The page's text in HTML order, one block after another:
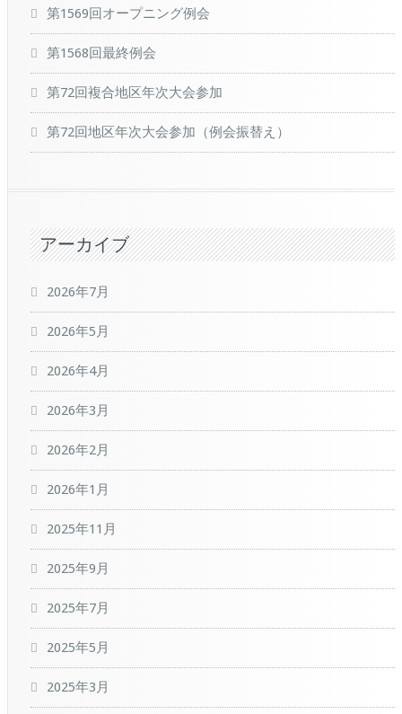
第1569回オープニング例会
第1568回最終例会
第72回複合地区年次大会参加
第72回地区年次大会参加（例会振替え）
アーカイブ
2026年7月
2026年5月
2026年4月
2026年3月
2026年2月
2026年1月
2025年11月
2025年9月
2025年7月
2025年5月
2025年3月